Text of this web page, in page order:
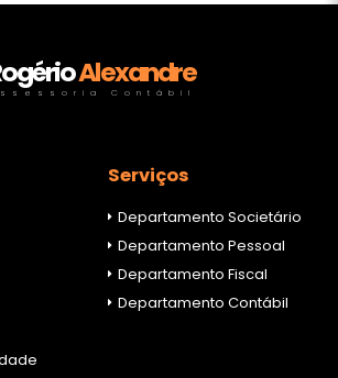
Alexandre
Contábil
Serviços
Departamento Societário
Departamento Pessoal
Departamento Fiscal
Departamento Contábil